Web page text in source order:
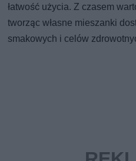
łatwość użycia. Z czasem
tworząc własne mieszanki
smakowych i celów